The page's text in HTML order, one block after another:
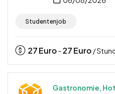
Studentenjob
27Euro - 27Euro /
Gastronomie,